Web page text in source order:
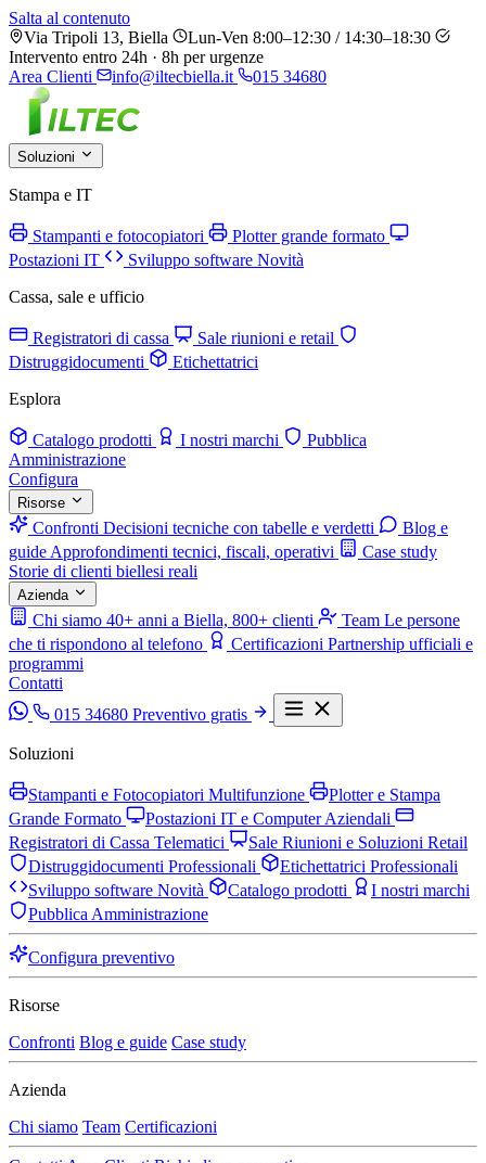
Salta al contenuto
Via Tripoli 13, Biella
Lun-Ven 8:00–12:30 / 14:30–18:30
Intervento entro 24h · 8h per urgenze
Area Clienti
info@iltecbiella.it 015 34680
Soluzioni
Stampa e IT
Stampanti e fotocopiatori
Plotter grande formato
Postazioni IT
Sviluppo software Novità
Cassa, sale e ufficio
Registratori di cassa
Sale riunioni e retail
Distruggidocumenti
Etichettatrici
Esplora
Catalogo prodotti I nostri marchi
Pubblica
Amministrazione
Configura
Risorse
Confronti Decisioni tecniche con tabelle e verdetti
Blog e
guide Approfondimenti tecnici, fiscali, operativi
Case study
Storie di clienti biellesi reali
Azienda
Chi siamo 40+ anni a Biella, 800+ clienti Team Le persone
che ti rispondono al telefono
Certificazioni Partnership ufficiali e
programmi
Contatti
015 34680 Preventivo gratis
Soluzioni
Stampanti e Fotocopiatori Multifunzione
Plotter e Stampa
Grande Formato
Postazioni IT e Computer Aziendali
Registratori di Cassa Telematici
Sale Riunioni e Soluzioni Retail
Distruggidocumenti Professionali
Etichettatrici Professionali
Sviluppo software Novità Catalogo prodotti
I nostri marchi
Pubblica Amministrazione
Configura preventivo
Risorse
Confronti Blog e guide Case study
Azienda
Chi siamo Team Certificazioni